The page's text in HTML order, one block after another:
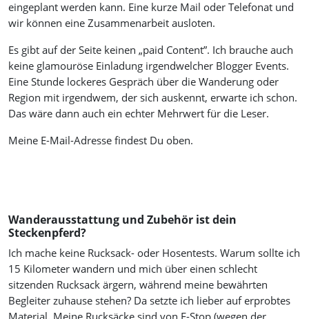
eingeplant werden kann. Eine kurze Mail oder Telefonat und
wir können eine Zusammenarbeit ausloten.
Es gibt auf der Seite keinen „paid Content”. Ich brauche auch
keine glamouröse Einladung irgendwelcher Blogger Events.
Eine Stunde lockeres Gespräch über die Wanderung oder
Region mit irgendwem, der sich auskennt, erwarte ich schon.
Das wäre dann auch ein echter Mehrwert für die Leser.
Meine E-Mail-Adresse findest Du oben.
Wanderausstattung und Zubehör ist dein
Steckenpferd?
Ich mache keine Rucksack- oder Hosentests. Warum sollte ich
15 Kilometer wandern und mich über einen schlecht
sitzenden Rucksack ärgern, während meine bewährten
Begleiter zuhause stehen? Da setzte ich lieber auf erprobtes